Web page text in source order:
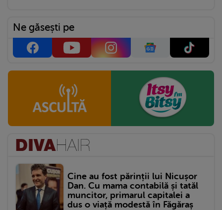
Ne găsești pe
Cine au fost părinții lui Nicușor
Dan. Cu mama contabilă și tatăl
muncitor, primarul capitalei a
dus o viață modestă în Făgăraș